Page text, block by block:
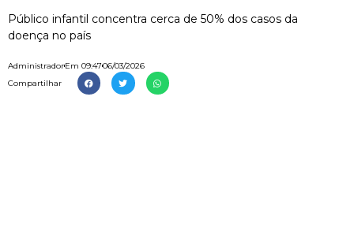
Público infantil concentra cerca de 50% dos casos da
doença no país
AdministradorEm 09:4706/03/2026
Compartilhar